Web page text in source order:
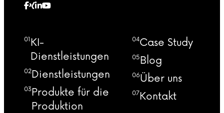
01 KI-
Dienstleistungen
02Dienstleistungen
03Produkte für die
Produktion
04Case Study
05Blog
06Über uns
07Kontakt